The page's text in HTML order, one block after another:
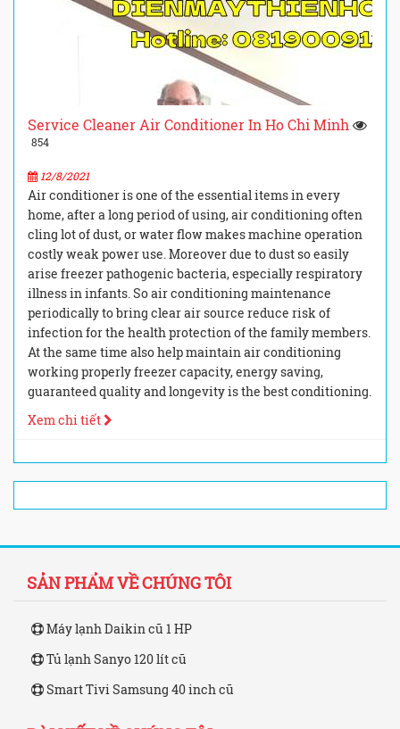
Service Cleaner Air Conditioner In Ho Chi Minh
854
12/8/2021
Air conditioner is one of the essential items in every
home, after a long period of using, air conditioning often
cling lot of dust, or water flow makes machine operation
costly weak power use. Moreover due to dust so easily
arise freezer pathogenic bacteria, especially respiratory
illness in infants. So air conditioning maintenance
periodically to bring clear air source reduce risk of
infection for the health protection of the family members.
At the same time also help maintain air conditioning
working properly freezer capacity, energy saving,
guaranteed quality and longevity is the best conditioning.
Xem chi tiết
SẢN PHẨM VỀ CHÚNG TÔI
Máy lạnh Daikin cũ 1 HP
Tủ lạnh Sanyo 120 lít cũ
Smart Tivi Samsung 40 inch cũ